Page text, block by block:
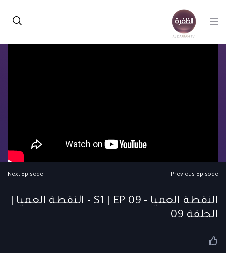
Previous Episode
Next Episode
النقطة العميا - S1 | EP 09 - النقطة العميا |
الحلقة 09